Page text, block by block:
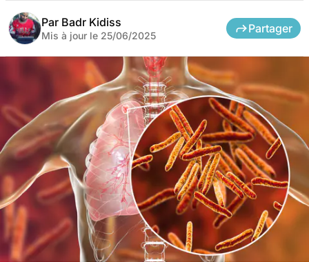
Par Badr Kidiss
Mis à jour le 25/06/2025
Partager